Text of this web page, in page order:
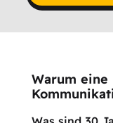
Warum eine